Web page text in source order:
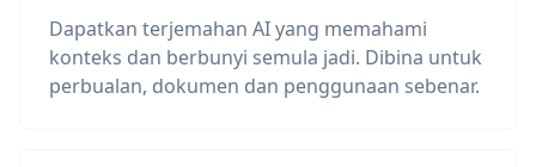
Dapatkan terjemahan AI yang memahami
konteks dan berbunyi semula jadi. Dibina untuk
perbualan, dokumen dan penggunaan sebenar.